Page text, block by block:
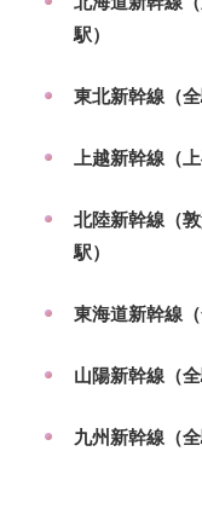
駅）
東北新幹線（全
上越新幹線（
北陸新幹線（
駅）
東海道新幹線（
山陽新幹線（全
九州新幹線（全